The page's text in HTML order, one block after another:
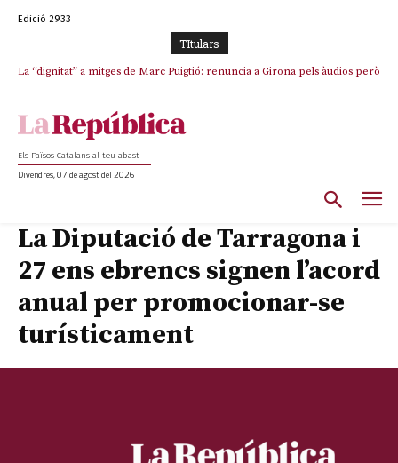
Edició 2933
TItulars
La “dignitat” a mitges de Marc Puigtió: renuncia a Girona pels àudios però
Els Països Catalans al teu abast
Divendres, 07 de agost del 2026
La Diputació de Tarragona i
27 ens ebrencs signen l’acord
anual per promocionar-se
turísticament